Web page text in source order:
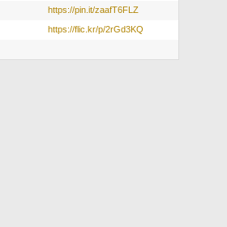
https://pin.it/zaafT6FLZ
https://flic.kr/p/2rGd3KQ